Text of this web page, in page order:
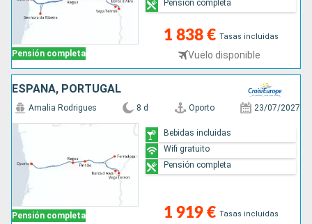
Pensión completa
1 838 € Tasas incluidas
Vuelo disponible
Pensión completa
ESPAÑA, PORTUGAL
Pensión completa
Amalia Rodrigues 8 d Oporto 23/07/2027
1 919 € Tasas incluidas
Bebidas incluidas
Wifi gratuito
Pensión completa